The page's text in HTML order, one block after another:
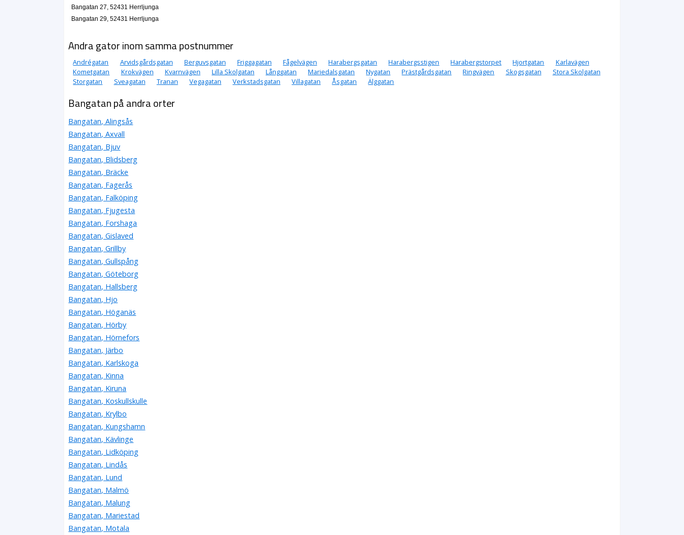
Bangatan 27, 52431 Herrljunga
Bangatan 29, 52431 Herrljunga
Andra gator inom samma postnummer
Andrégatan Arvidsgårdsgatan Berguvsgatan Friggagatan Fågelvägen Harabergsgatan Harabergsstigen Harabergstorpet Hjortgatan
Karlavägen
Kometgatan
Krokvägen Kvarnvägen Lilla Skolgatan Långgatan Mariedalsgatan Nygatan Prästgårdsgatan Ringvägen Skogsgatan
Stora Skolgatan
Storgatan
Sveagatan Tranan Vegagatan Verkstadsgatan Villagatan Åsgatan Älggatan
Bangatan på andra orter
Bangatan, Alingsås
Bangatan, Axvall
Bangatan, Bjuv
Bangatan, Blidsberg
Bangatan, Bräcke
Bangatan, Fagerås
Bangatan, Falköping
Bangatan, Fjugesta
Bangatan, Forshaga
Bangatan, Gislaved
Bangatan, Grillby
Bangatan, Gullspång
Bangatan, Göteborg
Bangatan, Hallsberg
Bangatan, Hjo
Bangatan, Höganäs
Bangatan, Hörby
Bangatan, Hörnefors
Bangatan, Järbo
Bangatan, Karlskoga
Bangatan, Kinna
Bangatan, Kiruna
Bangatan, Koskullskulle
Bangatan, Krylbo
Bangatan, Kungshamn
Bangatan, Kävlinge
Bangatan, Lidköping
Bangatan, Lindås
Bangatan, Lund
Bangatan, Malmö
Bangatan, Malung
Bangatan, Mariestad
Bangatan, Motala